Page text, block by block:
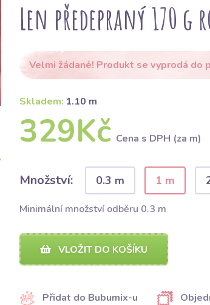
Len předepraný 170 g
Velmi žádané! Produkt se vyprodá do
Skladem: 1.10 m
329Kč Cena s DPH (za m)
Množství: 0.3 m 1 m
Minimální množství odběru 0.3 m
VLOŽIT DO KOŠÍKU
Přidat do Bubumix-u